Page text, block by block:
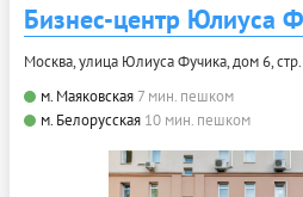
Бизнес-центр Юлиуса
Москва, улица Юлиуса Фучика, дом 6, стр.
м. Маяковская 7 мин. пешком
м. Белорусская 10 мин. пешком